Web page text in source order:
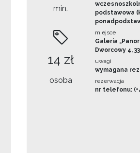
min.
14 zł
osoba
podstawowa
miejsce
Galeria
Dworcowy 4,
uwagi
wymagana
rezerwacja
nr telefonu: